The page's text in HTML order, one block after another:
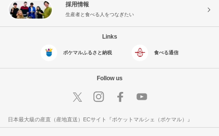
採用情報
生産者と食べる人をつなぎたい
Links
ポケマルふるさと納税 食べる通信
Follow us
日本最大級の産直（産地直送）ECサイト『ポケットマルシェ（ポケマル）』